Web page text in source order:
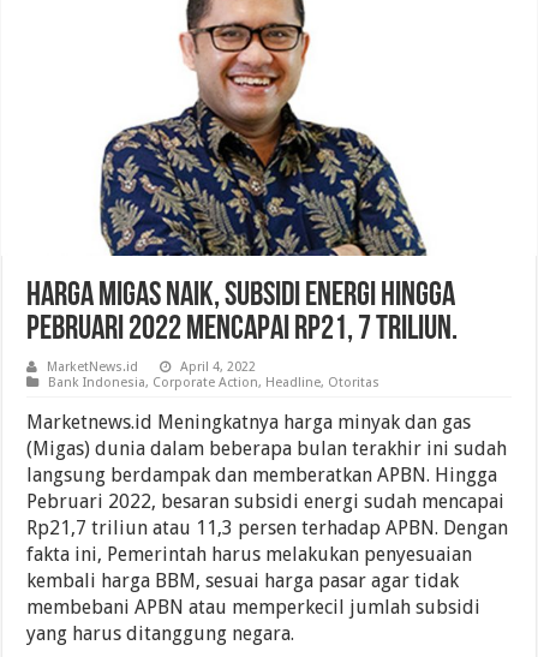
Harga Migas Naik, Subsidi Energi Hingga
Pebruari 2022 Mencapai Rp21, 7 Triliun.
MarketNews.id
April 4, 2022
Bank Indonesia, Corporate Action, Headline, Otoritas
Marketnews.id Meningkatnya harga minyak dan gas
(Migas) dunia dalam beberapa bulan terakhir ini sudah
langsung berdampak dan memberatkan APBN. Hingga
Pebruari 2022, besaran subsidi energi sudah mencapai
Rp21,7 triliun atau 11,3 persen terhadap APBN. Dengan
fakta ini, Pemerintah harus melakukan penyesuaian
kembali harga BBM, sesuai harga pasar agar tidak
membebani APBN atau memperkecil jumlah subsidi
yang harus ditanggung negara.